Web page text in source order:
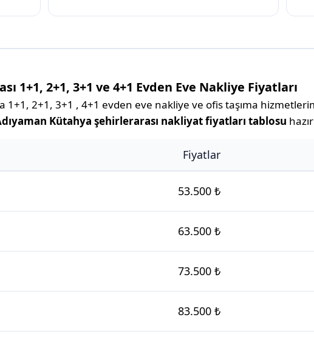
1+1, 2+1, 3+1 ve 4+1 Evden Eve Nakliye Fiyatları
1+1, 2+1, 3+1 , 4+1 evden eve nakliye ve ofis taşıma
Kütahya şehirlerarası nakliyat fiyatları tablosu
Fiyatlar
53.500 ₺
63.500 ₺
73.500 ₺
83.500 ₺